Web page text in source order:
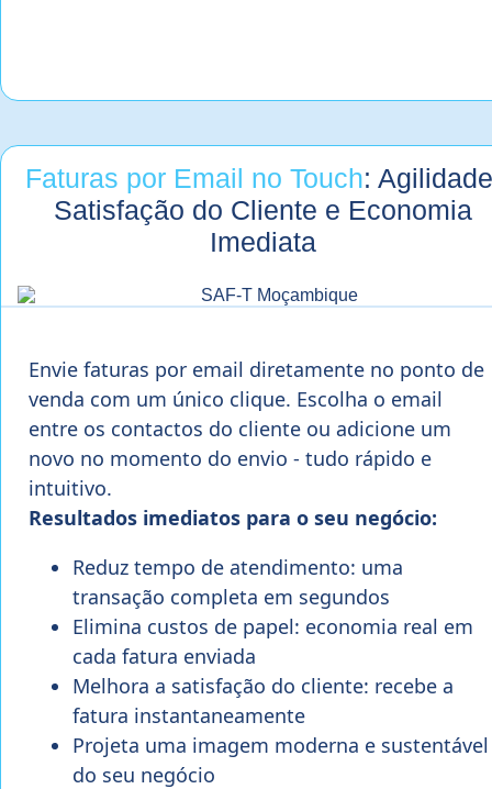
Faturas por Email no Touch:
Satisfação do Cliente e Economia
Imediata
Envie faturas por email diretamente no ponto de
venda com um único clique. Escolha o email
entre os contactos do cliente ou adicione um
novo no momento do envio - tudo rápido e
intuitivo.
Resultados imediatos para o seu negócio:
Reduz tempo de atendimento: uma
transação completa em segundos
Elimina custos de papel: economia real em
cada fatura enviada
Melhora a satisfação do cliente: recebe a
fatura instantaneamente
Projeta uma imagem moderna e sustentável
do seu negócio